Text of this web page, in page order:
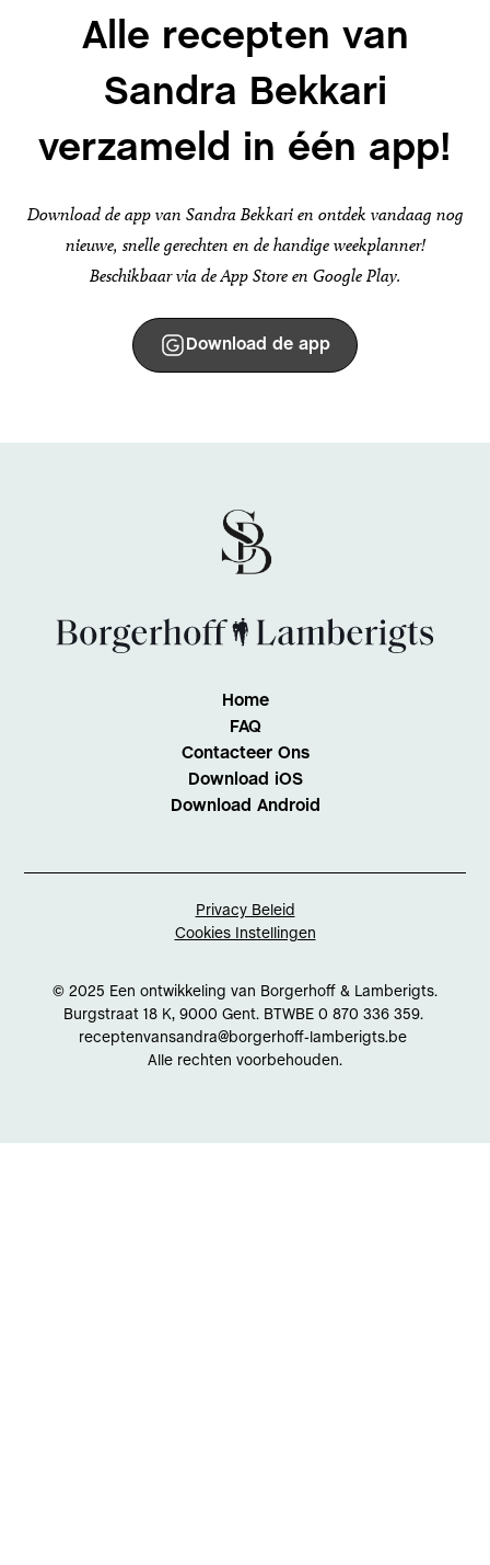
Alle recepten van
Sandra Bekkari
verzameld in één app!
Download de app van Sandra Bekkari en ontdek vandaag nog
nieuwe, snelle gerechten en de handige weekplanner!
Beschikbaar via de App Store en Google Play.
Download de app
Home
FAQ
Contacteer Ons
Download iOS
Download Android
© 2025 Een ontwikkeling van Borgerhoff & Lamberigts.
Burgstraat 18 K, 9000 Gent. BTWBE 0 870 336 359.
receptenvansandra@borgerhoff-lamberigts.be
Alle rechten voorbehouden.
Privacy Beleid
Cookies Instellingen